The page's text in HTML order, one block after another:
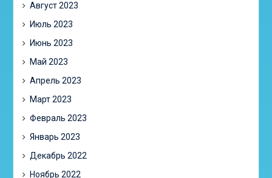
Август 2023
Июль 2023
Июнь 2023
Май 2023
Апрель 2023
Март 2023
Февраль 2023
Январь 2023
Декабрь 2022
Ноябрь 2022